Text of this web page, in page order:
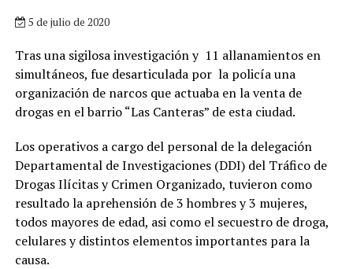
5 de julio de 2020
Tras una sigilosa investigación y 11 allanamientos en
simultáneos, fue desarticulada por la policía una
organización de narcos que actuaba en la venta de
drogas en el barrio “Las Canteras” de esta ciudad.
Los operativos a cargo del personal de la delegación
Departamental de Investigaciones (DDI) del Tráfico de
Drogas Ilícitas y Crimen Organizado, tuvieron como
resultado la aprehensión de 3 hombres y 3 mujeres,
todos mayores de edad, asi como el secuestro de droga,
celulares y distintos elementos importantes para la
causa.